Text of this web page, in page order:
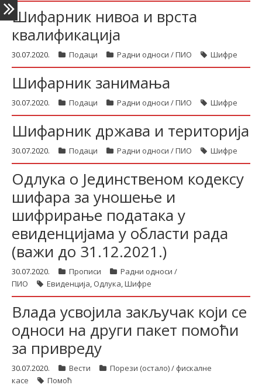
Шифарник нивоа и врста
квалификација
30.07.2020. Подаци Радни односи / ПИО Шифре
Шифарник занимања
30.07.2020. Подаци Радни односи / ПИО Шифре
Шифарник држава и територија
30.07.2020. Подаци Радни односи / ПИО Шифре
Одлука о Јединственом кодексу
шифара за уношење и
шифрирање података у
евиденцијама у области рада
(важи до 31.12.2021.)
30.07.2020. Прописи
Радни односи /
ПИО
Евиденција, Одлука,Шифре
Влада усвојила закључак који се
односи на други пакет помоћи
за привреду
30.07.2020. Вести
Порези (остало) / фискалне
касе
Помоћ